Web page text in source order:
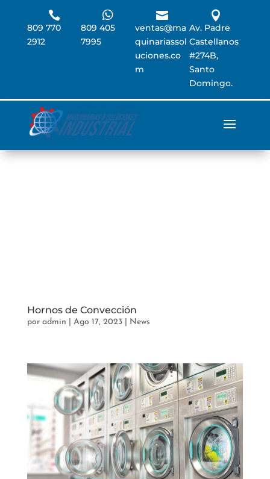

809 770
2912

809 405
7995

ventas@ma
quinariassol
uciones.co
m

Av. Padre
Castellanos
#274B,
Santo
Domingo.
Hornos de Convección
por admin Ago 17, 2023| News